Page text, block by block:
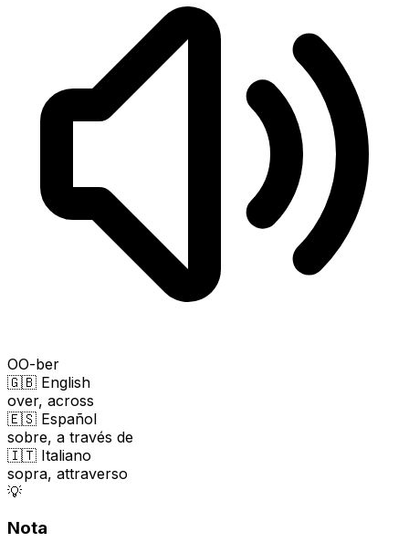
OO-ber
🇬🇧 English
over, across
🇪🇸 Español
sobre, a través de
🇮🇹 Italiano
sopra, attraverso
💡
Nota